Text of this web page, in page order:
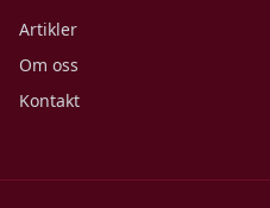
Artikler
Om oss
Kontakt